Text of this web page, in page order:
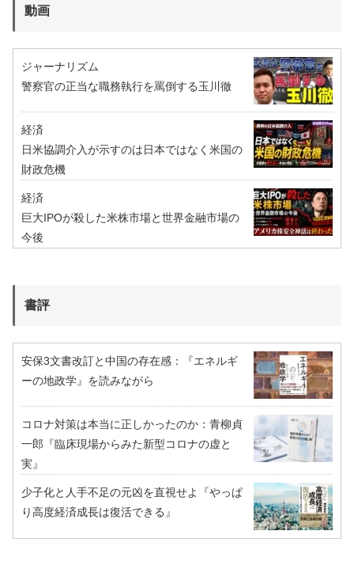
動画
ジャーナリズム
警察官の正当な職務執行を罵倒する玉川徹
経済
日米協調介入が示すのは日本ではなく米国の
財政危機
経済
巨大IPOが殺した米株市場と世界金融市場の
今後
書評
安保3文書改訂と中国の存在感：『エネルギ
ーの地政学』を読みながら
コロナ対策は本当に正しかったのか：青柳貞
一郎『臨床現場からみた新型コロナの虚と
実』
少子化と人手不足の元凶を直視せよ『やっぱ
り高度経済成長は復活できる』